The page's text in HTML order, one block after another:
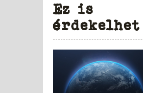
Ez is
érdekelhet